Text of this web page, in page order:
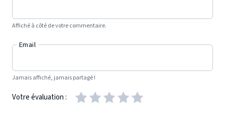
Affiché à côté de votre commentaire.
Email
Jamais affiché, jamais partagé !
Votre évaluation :